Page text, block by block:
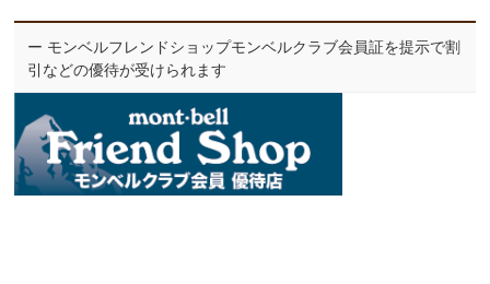
ー モンベルフレンドショップモンベルクラブ会員証を提示で割
引などの優待が受けられます